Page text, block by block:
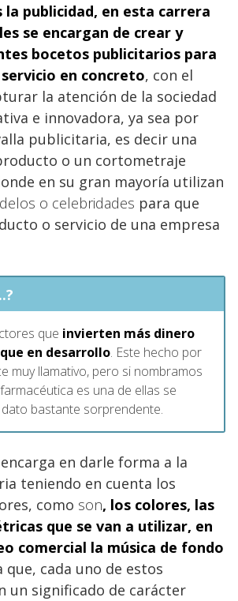
la publicidad, en esta carrera
se encargan de crear y
bocetos publicitarios para
en concreto, con el
la atención de la sociedad
e innovadora, ya sea por
publicitaria, es decir una
o un cortometraje
en su gran mayoría utilizan
o celebridades para que
o servicio de una empresa
que invierten más dinero
que en desarrollo. Este hecho por
muy llamativo, pero si nombramos
es una de ellas se
bastante sorprendente.
en darle forma a la
teniendo en cuenta los
como son, los colores, las
que se van a utilizar, en
comercial la música de fondo
que, cada uno de estos
un significado de carácter